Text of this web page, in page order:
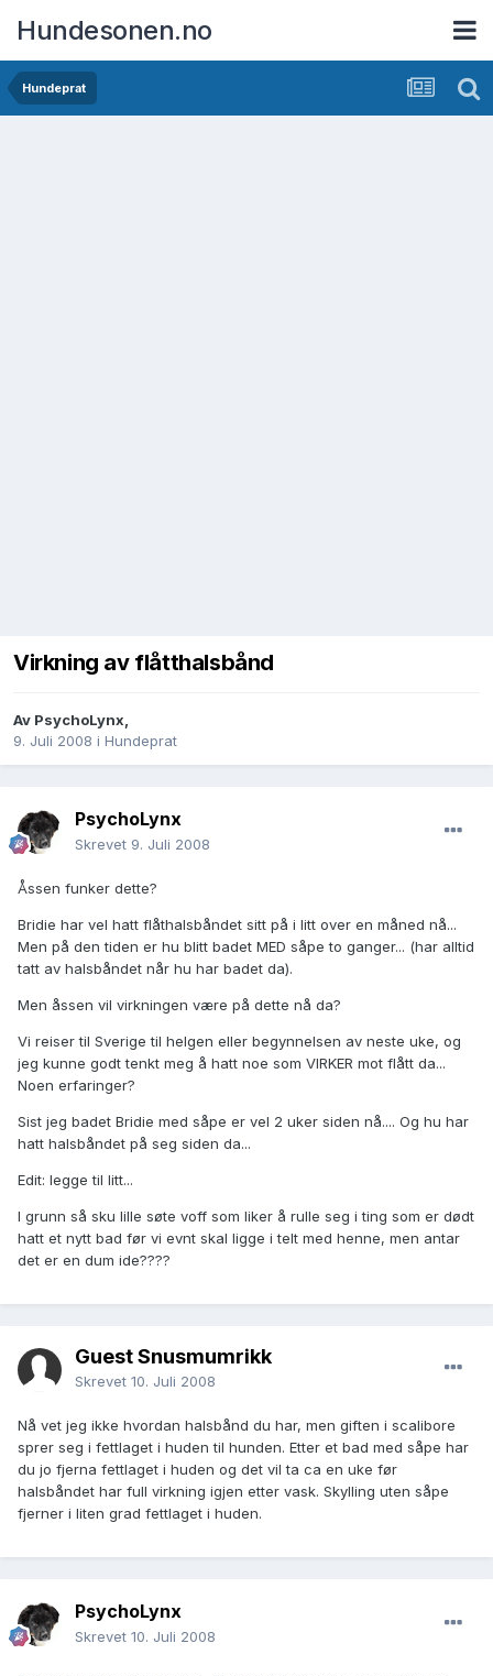
Hundesonen.no
Hundeprat
Virkning av flåtthalsbånd
Av PsychoLynx,
9. Juli 2008 i Hundeprat
PsychoLynx
Skrevet 9. Juli 2008
Åssen funker dette?
Bridie har vel hatt flåthalsbåndet sitt på i litt over en måned nå...
Men på den tiden er hu blitt badet MED såpe to ganger... (har alltid
tatt av halsbåndet når hu har badet da).
Men åssen vil virkningen være på dette nå da?
Vi reiser til Sverige til helgen eller begynnelsen av neste uke, og
jeg kunne godt tenkt meg å hatt noe som VIRKER mot flått da...
Noen erfaringer?
Sist jeg badet Bridie med såpe er vel 2 uker siden nå.... Og hu har
hatt halsbåndet på seg siden da...
Edit: legge til litt...
I grunn så sku lille søte voff som liker å rulle seg i ting som er dødt
hatt et nytt bad før vi evnt skal ligge i telt med henne, men antar
det er en dum ide????
Guest Snusmumrikk
Skrevet 10. Juli 2008
Nå vet jeg ikke hvordan halsbånd du har, men giften i scalibore
sprer seg i fettlaget i huden til hunden. Etter et bad med såpe har
du jo fjerna fettlaget i huden og det vil ta ca en uke før
halsbåndet har full virkning igjen etter vask. Skylling uten såpe
fjerner i liten grad fettlaget i huden.
PsychoLynx
Skrevet 10. Juli 2008